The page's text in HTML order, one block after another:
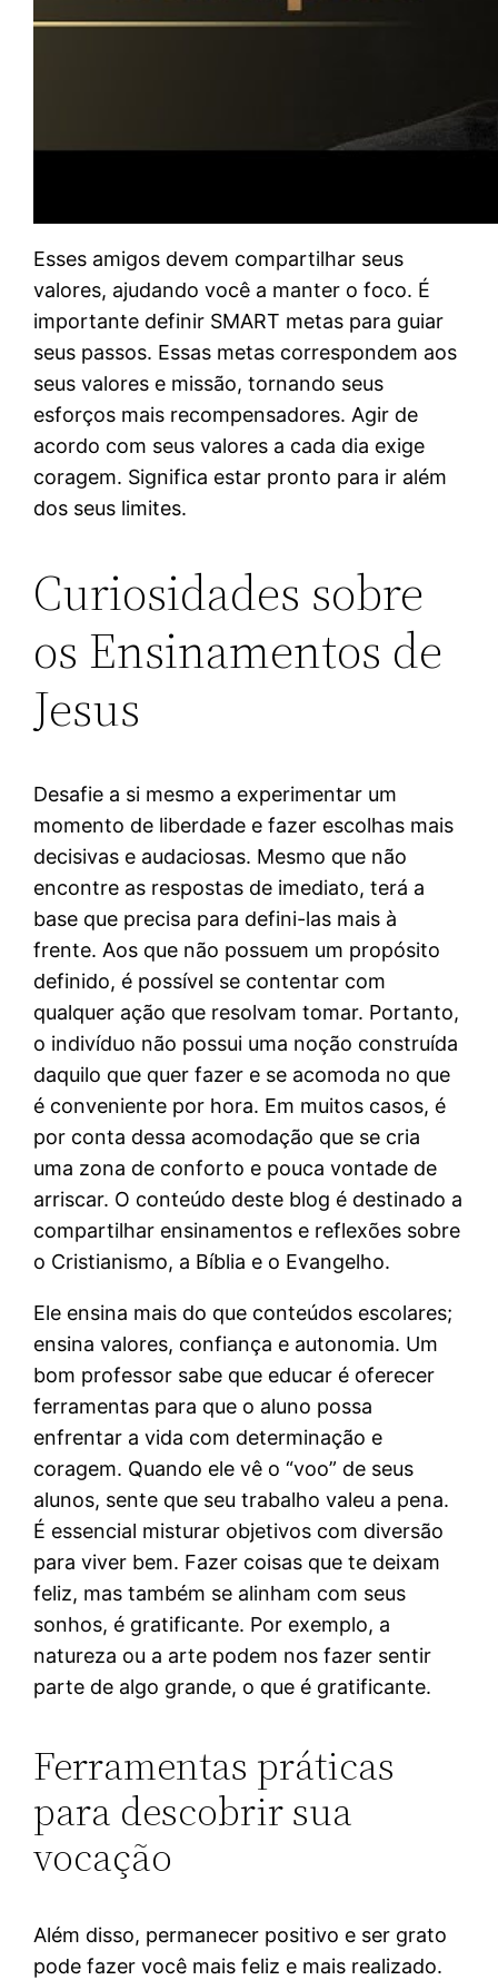
Esses amigos devem compartilhar seus
valores, ajudando você a manter o foco. É
importante definir SMART metas para guiar
seus passos. Essas metas correspondem aos
seus valores e missão, tornando seus
esforços mais recompensadores. Agir de
acordo com seus valores a cada dia exige
coragem. Significa estar pronto para ir além
dos seus limites.
Curiosidades sobre
os Ensinamentos de
Jesus
Desafie a si mesmo a experimentar um
momento de liberdade e fazer escolhas mais
decisivas e audaciosas. Mesmo que não
encontre as respostas de imediato, terá a
base que precisa para defini-las mais à
frente. Aos que não possuem um propósito
definido, é possível se contentar com
qualquer ação que resolvam tomar. Portanto,
o indivíduo não possui uma noção construída
daquilo que quer fazer e se acomoda no que
é conveniente por hora. Em muitos casos, é
por conta dessa acomodação que se cria
uma zona de conforto e pouca vontade de
arriscar. O conteúdo deste blog é destinado a
compartilhar ensinamentos e reflexões sobre
o Cristianismo, a Bíblia e o Evangelho.
Ele ensina mais do que conteúdos escolares;
ensina valores, confiança e autonomia. Um
bom professor sabe que educar é oferecer
ferramentas para que o aluno possa
enfrentar a vida com determinação e
coragem. Quando ele vê o “voo” de seus
alunos, sente que seu trabalho valeu a pena.
É essencial misturar objetivos com diversão
para viver bem. Fazer coisas que te deixam
feliz, mas também se alinham com seus
sonhos, é gratificante. Por exemplo, a
natureza ou a arte podem nos fazer sentir
parte de algo grande, o que é gratificante.
Ferramentas práticas
para descobrir sua
vocação
Além disso, permanecer positivo e ser grato
pode fazer você mais feliz e mais realizado.